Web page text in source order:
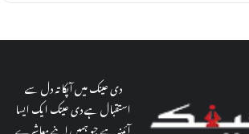
دی عینک میں آپکا تہ دل سے
استقبال ہے دی عینک ایک ایسا
آئینہ ہے جو ہمیں اپنے معاشرے